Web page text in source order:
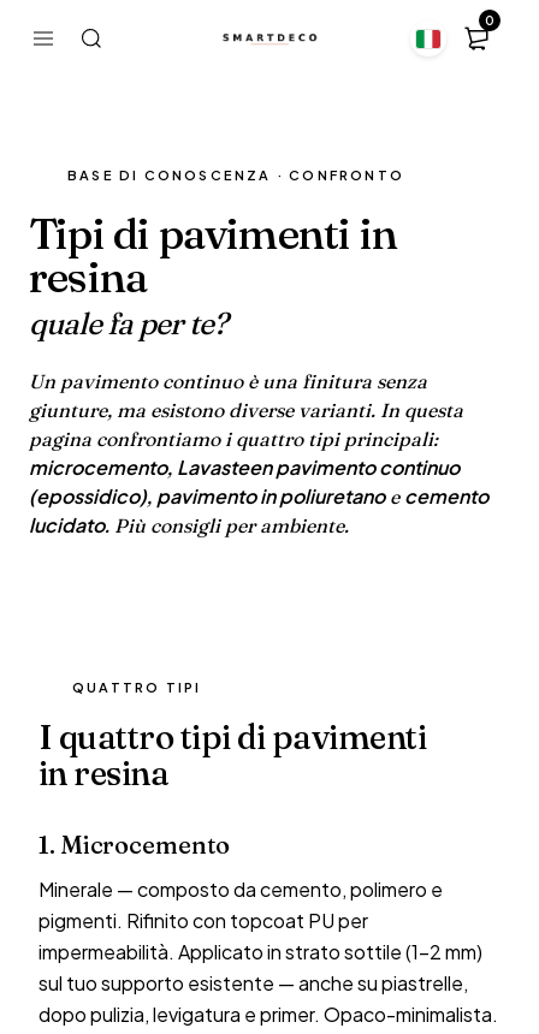
0
BASE DI CONOSCENZA · CONFRONTO
Tipi di pavimenti in
resina
quale fa per te?
Un pavimento continuo è una finitura senza
giunture, ma esistono diverse varianti. In questa
pagina confrontiamo i quattro tipi principali:
microcemento, Lavasteen pavimento continuo
(epossidico), pavimento in poliuretanoe cemento
lucidato. Più consigli per ambiente.
QUATTRO TIPI
I quattro tipi di pavimenti
in resina
1. Microcemento
Minerale — composto da cemento, polimero e
pigmenti. Rifinito con topcoat PU per
impermeabilità. Applicato in strato sottile (1–2 mm)
sul tuo supporto esistente — anche su piastrelle,
dopo pulizia, levigatura e primer. Opaco-minimalista.